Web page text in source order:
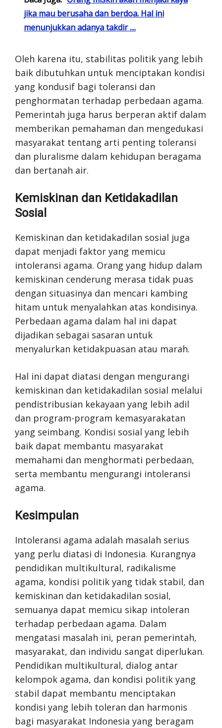
jika mau berusaha dan berdoa. Hal ini
menunjukkan adanya takdir ....
Oleh karena itu, stabilitas politik yang lebih
baik dibutuhkan untuk menciptakan kondisi
yang kondusif bagi toleransi dan
penghormatan terhadap perbedaan agama.
Pemerintah juga harus berperan aktif dalam
memberikan pemahaman dan mengedukasi
masyarakat tentang arti penting toleransi
dan pluralisme dalam kehidupan beragama
dan bertanah air.
Kemiskinan dan Ketidakadilan
Sosial
Kemiskinan dan ketidakadilan sosial juga
dapat menjadi faktor yang memicu
intoleransi agama. Orang yang hidup dalam
kemiskinan cenderung merasa tidak puas
dengan situasinya dan mencari kambing
hitam untuk menyalahkan atas kondisinya.
Perbedaan agama dalam hal ini dapat
dijadikan sebagai sasaran untuk
menyalurkan ketidakpuasan atau marah.
Hal ini dapat diatasi dengan mengurangi
kemiskinan dan ketidakadilan sosial melalui
pendistribusian kekayaan yang lebih adil
dan program-program kemasyarakatan
yang seimbang. Kondisi sosial yang lebih
baik dapat membantu masyarakat
memahami dan menghormati perbedaan,
serta membantu mengurangi intoleransi
agama.
Kesimpulan
Intoleransi agama adalah masalah serius
yang perlu diatasi di Indonesia. Kurangnya
pendidikan multikultural, radikalisme
agama, kondisi politik yang tidak stabil, dan
kemiskinan dan ketidakadilan sosial,
semuanya dapat memicu sikap intoleran
terhadap perbedaan agama. Dalam
mengatasi masalah ini, peran pemerintah,
masyarakat, dan individu sangat diperlukan.
Pendidikan multikultural, dialog antar
kelompok agama, dan kondisi politik yang
stabil dapat membantu menciptakan
kondisi yang lebih toleran dan harmonis
bagi masyarakat Indonesia yang beragam